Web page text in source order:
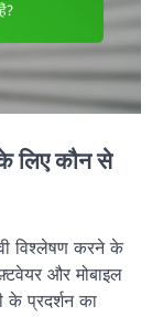
लिए कौन से
विश्लेषण करने के
और मोबाइल
प्रदर्शन का